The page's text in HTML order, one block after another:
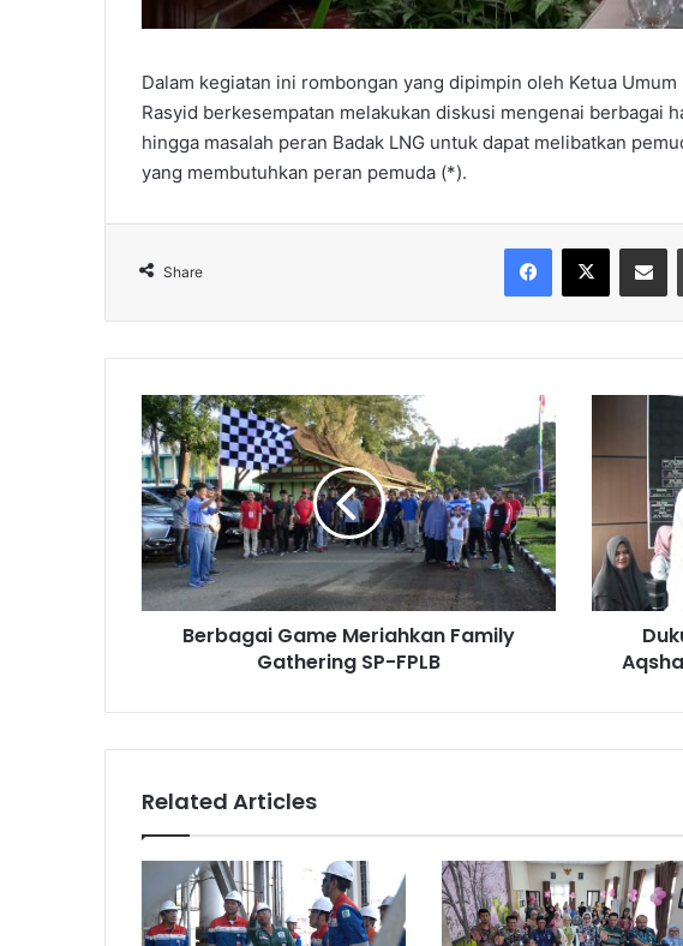
Dalam kegiatan ini rombongan yang dipimpin oleh Ketua
Rasyid berkesempatan melakukan diskusi mengenai berbagai
hingga masalah peran Badak LNG untuk dapat melibatkan
yang membutuhkan peran pemuda (*).
Share
Facebook
X
Berbagai
Game
Meriahkan
Family
Gathering
SP-
FPLB
Berbagai Game Meriahkan Family
Gathering SP-FPLB
Masjid
PWP
Serahkan
Bantuan
Dana
Related Articles